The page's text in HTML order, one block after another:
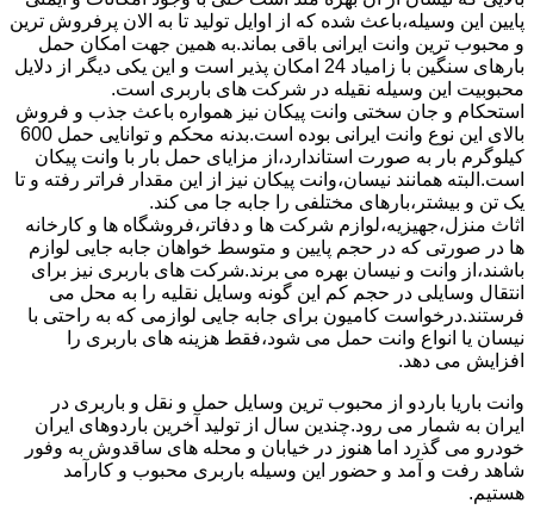
پایین این وسیله،باعث شده که از اوایل تولید تا به الان پرفروش ترین
و محبوب ترین وانت ایرانی باقی بماند.به همین جهت امکان حمل
بارهای سنگین با زامیاد 24 امکان پذیر است و این یکی دیگر از دلایل
محبوبیت این وسیله نقیله در شرکت های باربری است.
استحکام و جان سختی وانت پیکان نیز همواره باعث جذب و فروش
بالای این نوع وانت ایرانی بوده است.بدنه محکم و توانایی حمل 600
کیلوگرم بار به صورت استاندارد،از مزایای حمل بار با وانت پیکان
است.البته همانند نیسان،وانت پیکان نیز از این مقدار فراتر رفته و تا
یک تن و بیشتر،بارهای مختلفی را جابه جا می کند.
اثاث منزل،جهیزیه،لوازم شرکت ها و دفاتر،فروشگاه ها و کارخانه
ها در صورتی که در حجم پایین و متوسط خواهان جابه جایی لوازم
باشند،از وانت و نیسان بهره می برند.شرکت های باربری نیز برای
انتقال وسایلی در حجم کم این گونه وسایل نقلیه را به محل می
فرستند.درخواست کامیون برای جابه جایی لوازمی که به راحتی با
نیسان یا انواع وانت حمل می شود،فقط هزینه های باربری را
افزایش می دهد.
وانت باریا باردو از محبوب ترین وسایل حمل و نقل و باربری در
ایران به شمار می رود.چندین سال از تولید آخرین باردوهای ایران
خودرو می گذرد اما هنوز در خیابان و محله های ساقدوش به وفور
شاهد رفت و آمد و حضور این وسیله باربری محبوب و کارآمد
هستیم.